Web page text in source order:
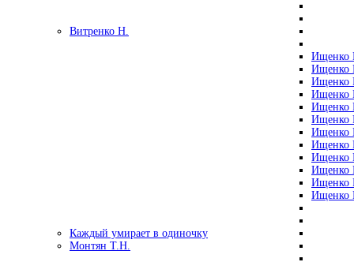
Витренко Н.
Ищенко
Ищенко
Ищенко
Ищенко
Ищенко
Ищенко
Ищенко
Ищенко
Ищенко
Ищенко
Ищенко
Ищенко
Каждый умирает в одиночку
Монтян Т.Н.